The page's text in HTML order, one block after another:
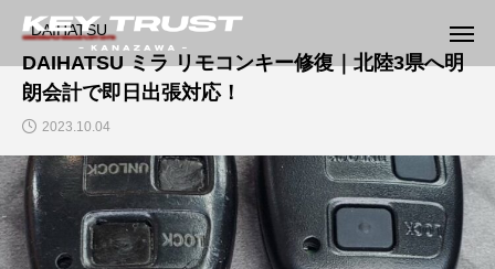
DAIHATSU
DAIHATSU ミラ リモコンキー修復｜北陸3県へ明
朗会計で即日出張対応！
2023.10.04